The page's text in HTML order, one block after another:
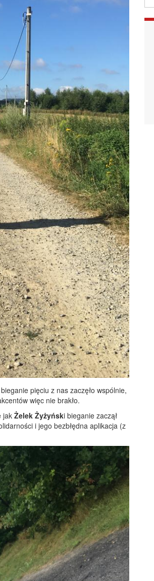
pięciu z nas zaczęło wspólnie,
więc nie brakło.
jakŻelek Żyżyński bieganie zaczął
i jego bezbłędna aplikacja (z